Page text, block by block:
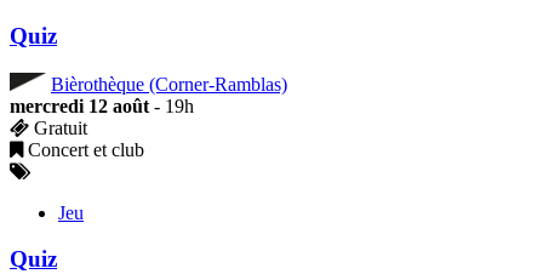
Quiz
Bièrothèque (Corner-Ramblas)
mercredi 12 août - 19h
Gratuit
Concert et club
Jeu
Quiz